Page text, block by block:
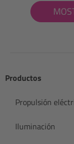
Productos
Propulsión
Iluminación